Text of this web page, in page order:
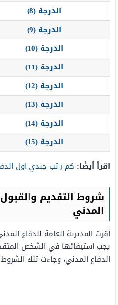
الدرجة (8 )
الدرجة (9 )
الدرجة (10 )
الدرجة (11 )
الدرجة (12 )
الدرجة (13 )
الدرجة (14 )
الدرجة (15 )
اقرأ أيضًا: كم راتب جندي اول
شروط التقديم
المدني
أقرت المديرية العامة للدفاع
يجب استيفائها في الشخص
الدفاع المدني، وجاءت تلك